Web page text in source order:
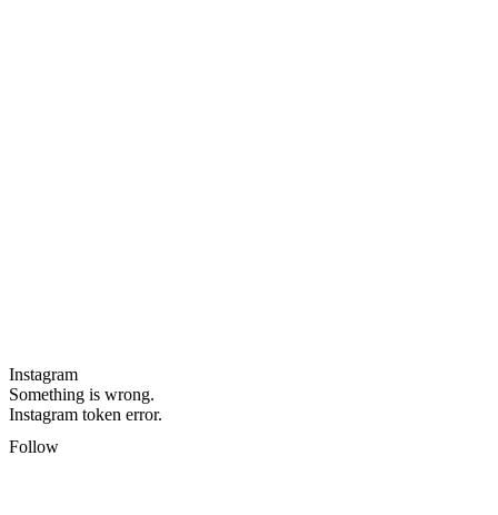
Instagram
Something is wrong.
Instagram token error.
Follow